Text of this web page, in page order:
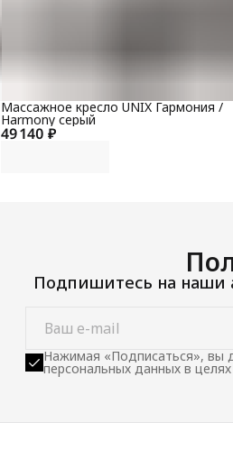
49 140 ₽
Массажное кресло UNIX Гармония /
Harmony серый
Подпишитесь на наши
Нажимая «Подписаться», вы
персональных данных в